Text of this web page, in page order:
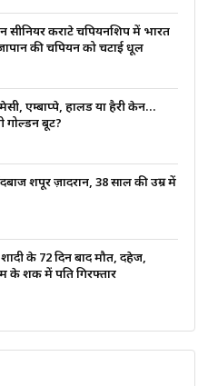
सीनियर कराटे चैंपियनशिप में भारत
की चैंपियन को चटाई धूल
एम्बाप्पे, हालैंड या हैरी केन…
गोल्डन बूट?
शपूर ज़ादरान, 38 साल की उम्र में
के 72 दिन बाद मौत, दहेज,
के शक में पति गिरफ्तार